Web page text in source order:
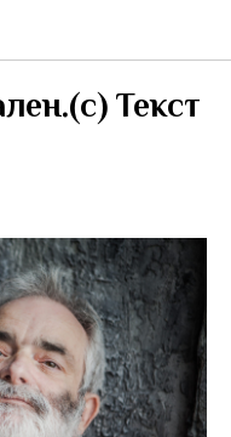
Текст